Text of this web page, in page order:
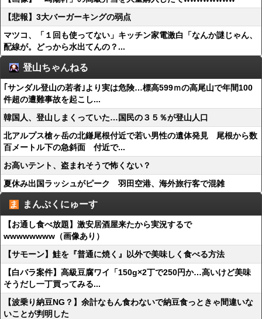
【悲報】3大バーガーキングの弱点
マツコ、「１回も使ってない」キッチン家電激白「なんか謎じゃん、
配線が。どっから水出てんの？...
登山ちゃんねる
｢サンダル登山の若者｣より実は危険…標高599ｍの高尾山で年間100
件超の遭難事故を起こし...
韓国人、登山しまくっていた…国民の３５％が登山人口
北アルプス槍ヶ岳の北鎌尾根付近で若い男性の遺体発見 尾根から数
百メートル下の急斜面 付近で...
お高いテント、盗まれそうで怖くない？
夏休み出国ラッシュがピーク 羽田空港、海外旅行客で混雑
まんぷくにゅーす
【お通し食べ放題】激安居酒屋来たから実況するで
wwwwwwww（画像あり）
【サモーン】鮭を『普通に焼く』以外で美味しく食べる方法
【白バラ案件】高級豆腐ワイ「150g×2丁で250円か…高いけど美味
そうだし一丁買ってみる...
【波乗り納豆NG？】余計なもん食わないで納豆食っときゃ間違いな
いことが判明した